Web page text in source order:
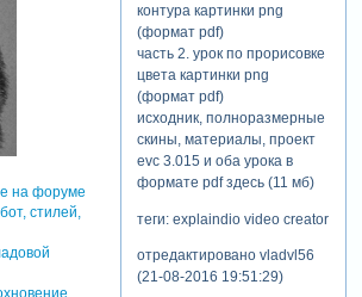
контура картинки png
(формат pdf)
часть 2. урок по прорисовке
цвета картинки png
(формат pdf)
исходник, полноразмерные
скины, материалы, проект
evc 3.015 и оба урока в
формате pdf здесь (11 мб)
теги: explaindio video creator
отредактировано vladvl56
(21-08-2016 19:51:29)